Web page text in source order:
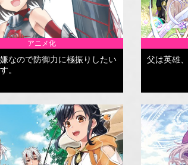
アニメ化
なので防御力に極振りしたい
。
父は英雄